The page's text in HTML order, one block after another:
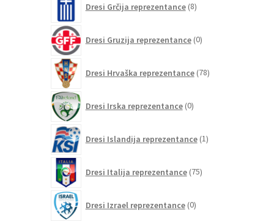
Dresi Grčija reprezentance 8izdelkov
Dresi Gruzija reprezentance 0izdelkov
Dresi Hrvaška reprezentance 78izdelkov
Dresi Irska reprezentance 0izdelkov
Dresi Islandija reprezentance 1izdelek
Dresi Italija reprezentance 75izdelkov
Dresi Izrael reprezentance 0izdelkov